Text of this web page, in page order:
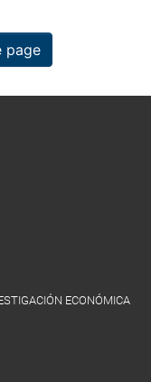
page
ECONÓMICA